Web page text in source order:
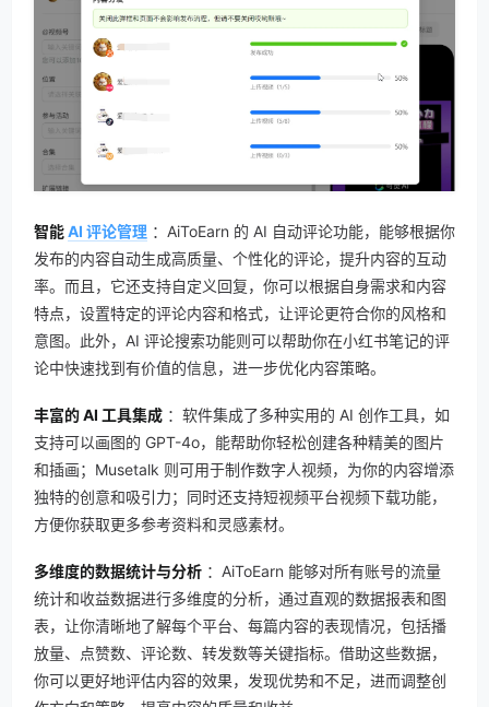
智能AI 评论管理 ：AiToEarn 的 AI 自动评论功能，能够根据你
发布的内容自动生成高质量、个性化的评论，提升内容的互动
率。而且，它还支持自定义回复，你可以根据自身需求和内容
特点，设置特定的评论内容和格式，让评论更符合你的风格和
意图。此外，AI 评论搜索功能则可以帮助你在小红书笔记的评
论中快速找到有价值的信息，进一步优化内容策略。
丰富的 AI 工具集成 ：软件集成了多种实用的 AI 创作工具，如
支持可以画图的 GPT-4o，能帮助你轻松创建各种精美的图片
和插画；Musetalk 则可用于制作数字人视频，为你的内容增添
独特的创意和吸引力；同时还支持短视频平台视频下载功能，
方便你获取更多参考资料和灵感素材。
多维度的数据统计与分析 ：AiToEarn 能够对所有账号的流量
统计和收益数据进行多维度的分析，通过直观的数据报表和图
表，让你清晰地了解每个平台、每篇内容的表现情况，包括播
放量、点赞数、评论数、转发数等关键指标。借助这些数据，
你可以更好地评估内容的效果，发现优势和不足，进而调整创